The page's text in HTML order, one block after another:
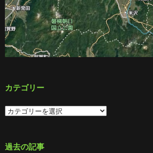
カテゴリー
カ
テ
ー
過去の記事